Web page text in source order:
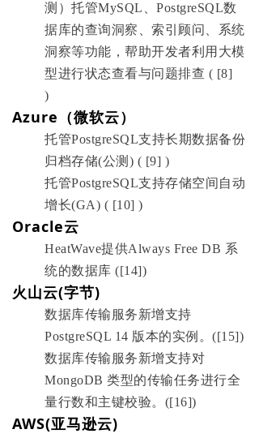
测）托管MySQL、PostgreSQL数
据库的查询洞察、索引顾问、系统
洞察等功能，帮助开发者利用大模
型进行状态查看与问题排查 ( [8]
)
Azure（微软云）
托管PostgreSQL支持长期数据备份
归档存储(公测) ( [9] )
托管PostgreSQL支持存储空间自动
增长(GA) ( [10] )
Oracle云
HeatWave提供Always Free DB 系
统的数据库 ([14])
火山云(字节)
数据库传输服务新增支持
PostgreSQL 14 版本的实例。([15])
数据库传输服务新增支持对
MongoDB 类型的传输任务进行全
量行数和主键校验。([16])
AWS(亚马逊云)